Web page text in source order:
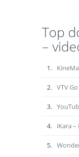
Top
–
1.
2. VTV Go
3.
4. iKara
5.